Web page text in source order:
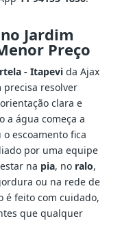
Jardim
Preço
- Itapevida Ajax
precisa resolver
clara e
a água começa a
escoamento fica
por uma equipe
na pia, no ralo,
ou na rede de
é feito com cuidado,
que qualquer